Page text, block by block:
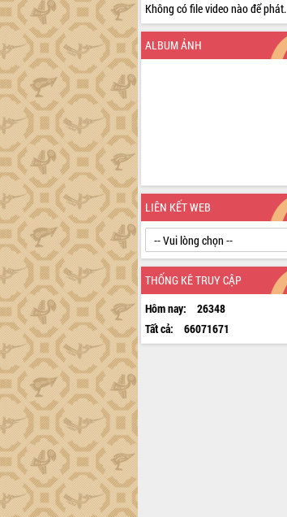
Không có file video nào để phát.
ALBUM ẢNH
LIÊN KẾT WEB
THỐNG KÊ TRUY CẬP
Hôm nay:
26348
Tất cả:
66071671